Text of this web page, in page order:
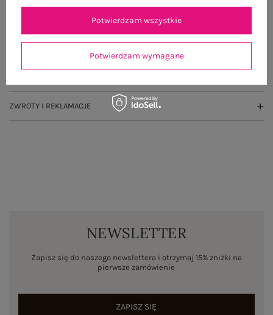
ZWROTY I REKLAMACJE
NEWSLETTER
Zapisz się do naszego newslettera i otrzymaj 15% zniżki na
pierwsze zamówienie
ZAPISZ SIĘ
Potwierdzam wymagane
Potwierdzam wszystkie